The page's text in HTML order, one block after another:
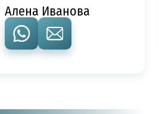
Алена Иванова